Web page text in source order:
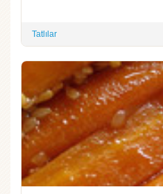
Tatlılar